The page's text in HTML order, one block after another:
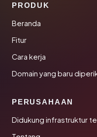
PRODUK
Beranda
Fitur
Cara kerja
Domain yang baru
PERUSAHAAN
Didukung infrastruktur